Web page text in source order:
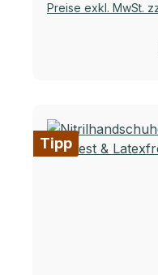
Preise exkl. MwSt.
Tipp